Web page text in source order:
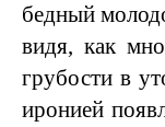
бедный
видя, как
грубости в
иронией